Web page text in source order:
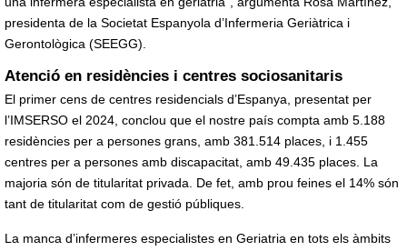
presidenta de la Societat Espanyola d’Infermeria Geriàtrica i
Gerontològica (SEEGG).
Atenció en residències i centres sociosanitaris
El primer cens de centres residencials d’Espanya, presentat per
l’IMSERSO el 2024, conclou que el nostre país compta amb 5.188
residències per a persones grans, amb 381.514 places, i 1.455
centres per a persones amb discapacitat, amb 49.435 places. La
majoria són de titularitat privada. De fet, amb prou feines el 14% són
tant de titularitat com de gestió públiques.
La manca d’infermeres especialistes en Geriatria en tots els àmbits